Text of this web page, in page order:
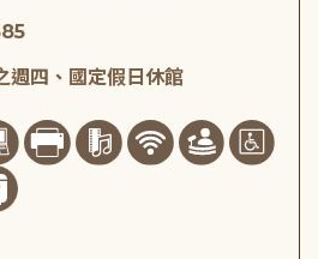
週四、國定假日休館